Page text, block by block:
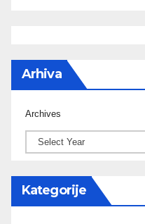
Arhiva
Archives
Kategorije